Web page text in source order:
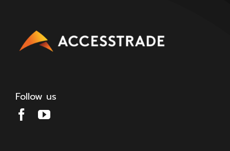
Follow us